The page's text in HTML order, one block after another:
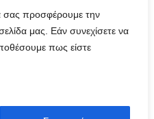
σας προσφέρουμε την
μας. Εάν συνεχίσετε να
πως είστε